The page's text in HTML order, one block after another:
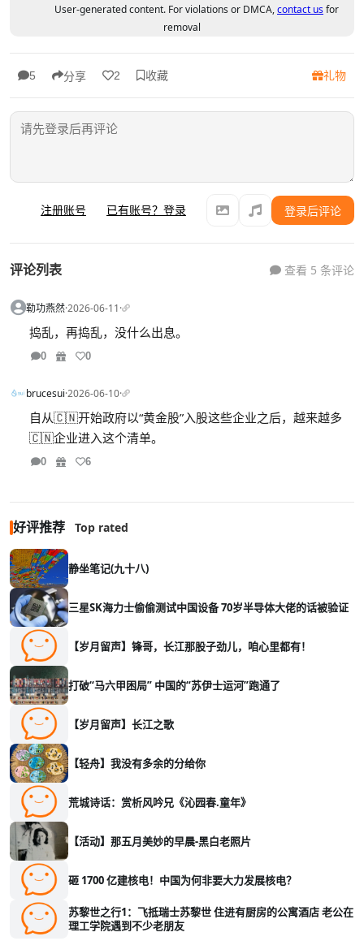
User-generated content. For violations or DMCA,contact usfor
removal
5 分享 2 收藏 礼物
注册账号 已有账号？登录 登录后评论
评论列表 查看 5 条评论
勒功燕然·2026-06-11·
捣乱，再捣乱，没什么出息。
0 0
brucesui·2026-06-10·
自从🇨🇳开始政府以“黄金股”入股这些企业之后，越来越多
🇨🇳企业进入这个清单。
0 6
好评推荐 Top rated
静坐笔记(九十八)
三星SK海力士偷偷测试中国设备 70岁半导体大佬的话被验证
【岁月留声】锋哥，长江那股子劲儿，咱心里都有！
打破“马六甲困局” 中国的“苏伊士运河”跑通了
【岁月留声】长江之歌
【轻舟】我没有多余的分给你
荒城诗话：赏析风吟兄《沁园春.童年》
【活动】那五月美妙的早晨-黑白老照片
砸 1700 亿建核电！中国为何非要大力发展核电？
苏黎世之行1：飞抵瑞士苏黎世 住进有厨房的公寓酒店 老公在
理工学院遇到不少老朋友